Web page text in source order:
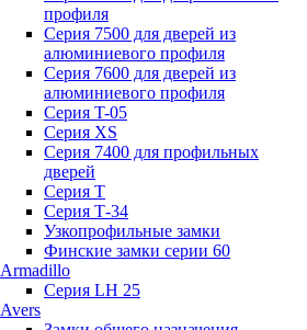
профиля
Серия 7500 для дверей из
алюминиевого профиля
Серия 7600 для дверей из
алюминиевого профиля
Серия T-05
Серия XS
Серия 7400 для профильных
дверей
Серия Т
Серия Т-34
Узкопрофильные замки
Финские замки серии 60
Armadillo
Серия LH 25
Avers